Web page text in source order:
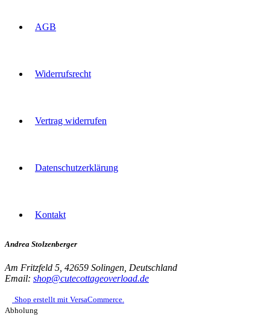
AGB
Widerrufsrecht
Vertrag widerrufen
Datenschutzerklärung
Kontakt
Andrea Stolzenberger
Am Fritzfeld 5 42659 Solingen Deutschland
Email: shop@cutecottageoverload.de
Shop erstellt mit VersaCommerce.
Abholung